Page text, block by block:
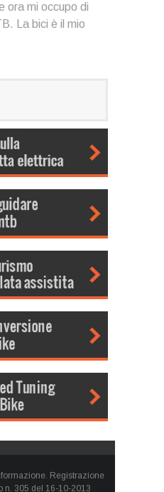
ora mi occupo di
La bici è il mio
Registrazione
n. 305 del 16-10-2013